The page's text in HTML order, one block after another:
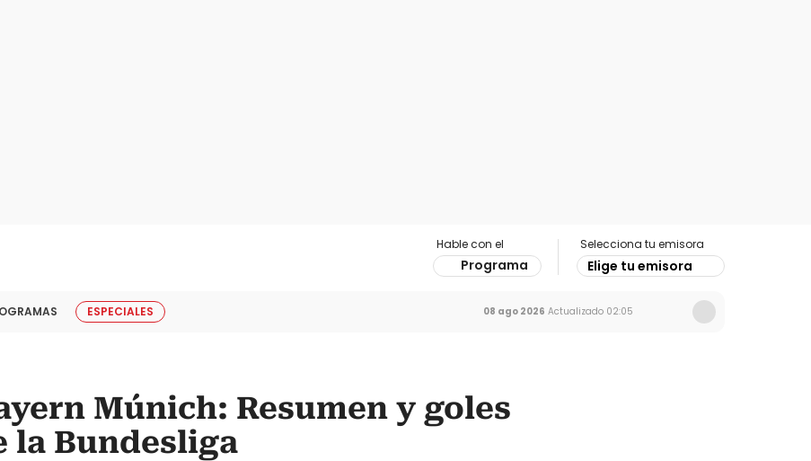
Hable con el
Programa
Selecciona tu emisora
Elige tu emisora
ESPECIALES 08 ago 2026 Actualizado 02:05
Múnich: Resumen y goles
la Bundesliga